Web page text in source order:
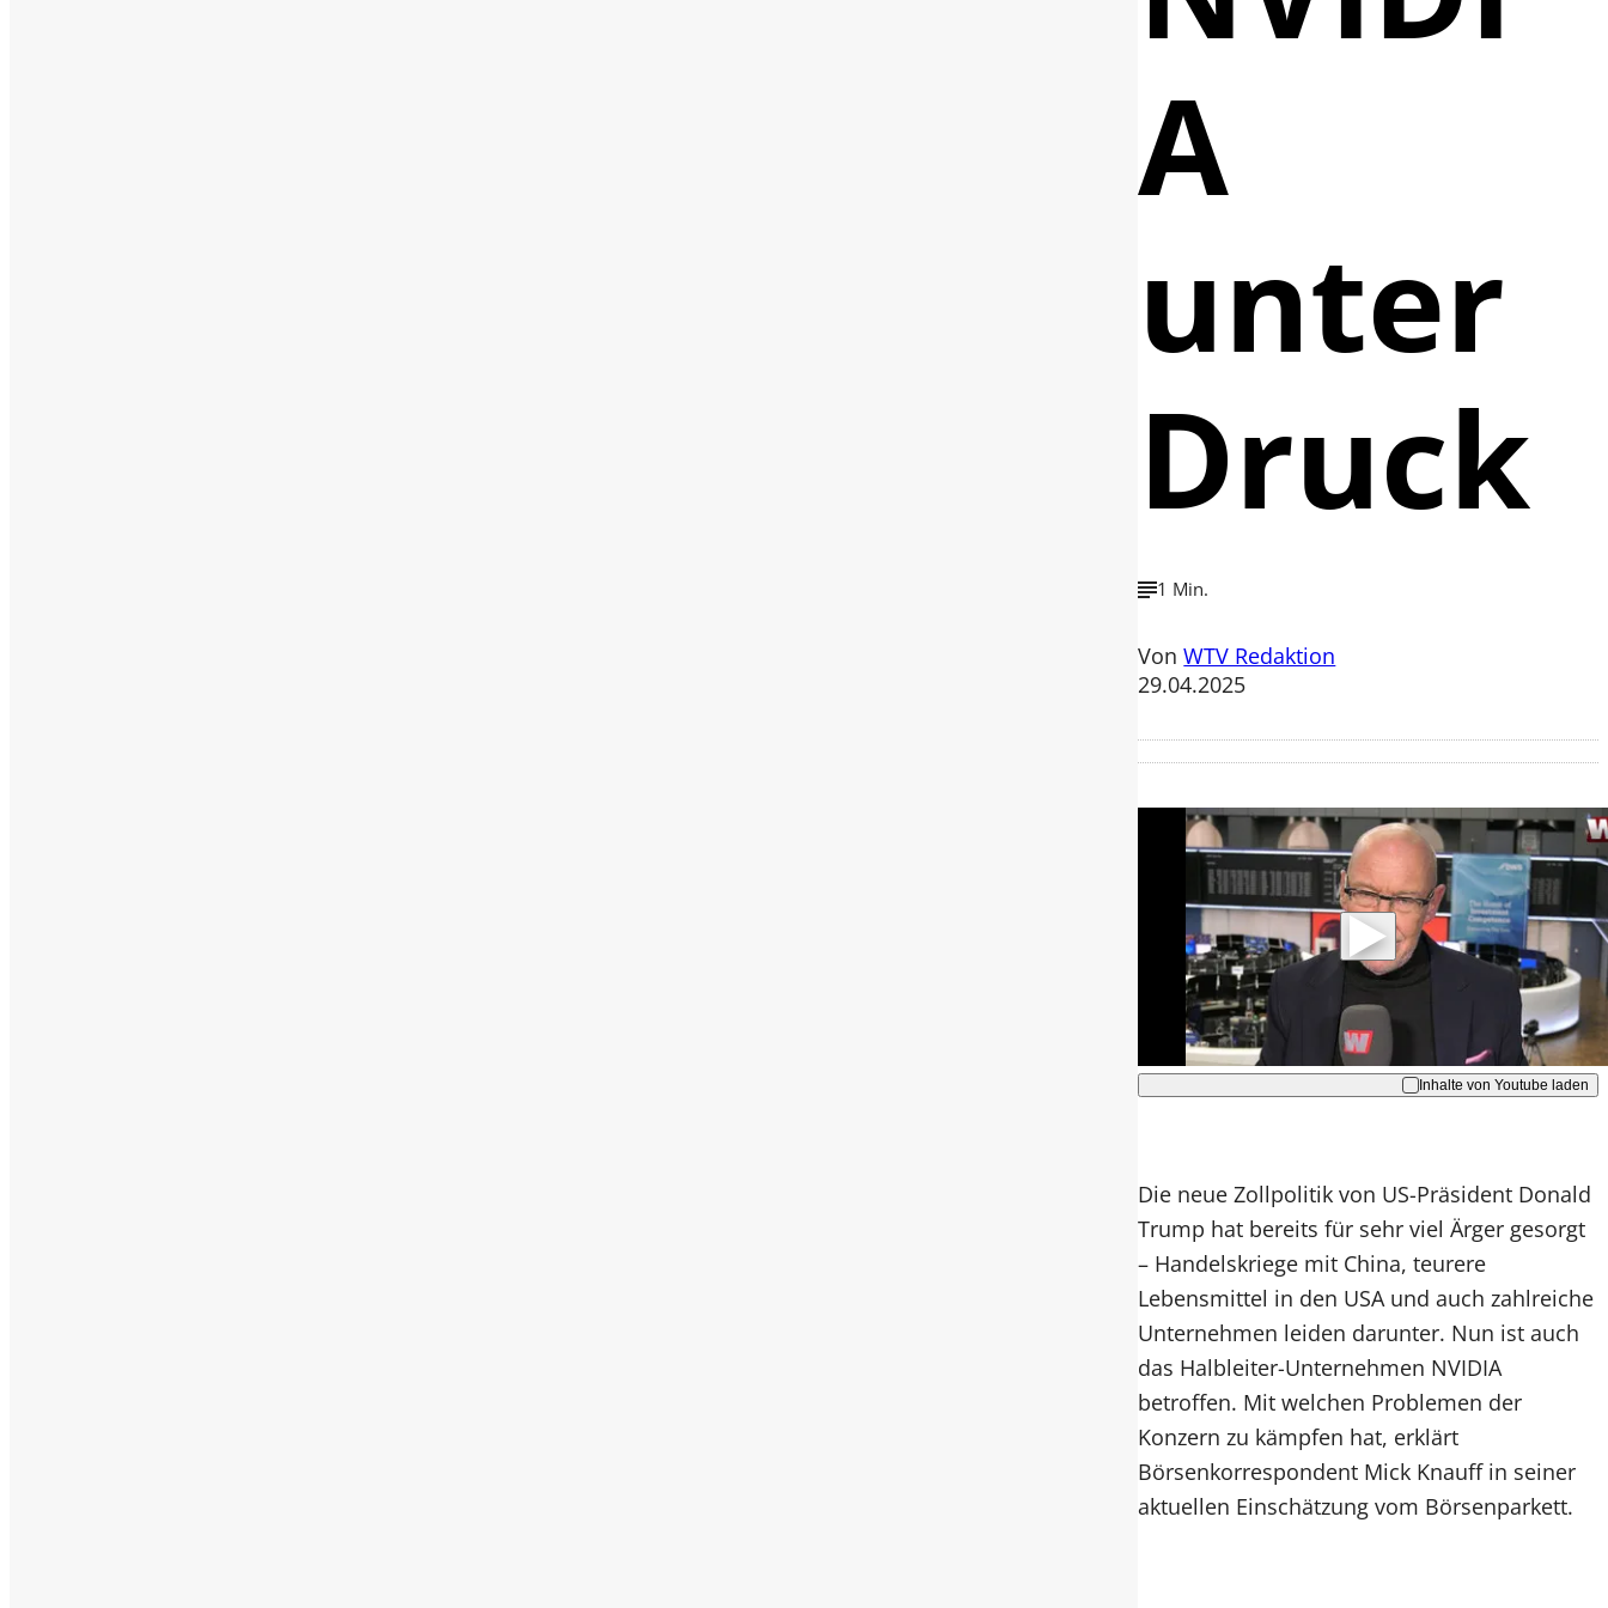
A
unter
Druck
1 Min.
VonWTV Redaktion
29.04.2025
Mit der Wiedergabe dieses Videos
werden Daten an Youtube übertragen.
Hinweise dazu erhalten Sie in der
Datenschutzerklärung
Akzeptieren
Inhalte von Youtube laden
Die neue Zollpolitik von US-Präsident Donald
Trump hat bereits für sehr viel Ärger gesorgt
– Handelskriege mit China, teurere
Lebensmittel in den USA und auch zahlreiche
Unternehmen leiden darunter. Nun ist auch
das Halbleiter-Unternehmen NVIDIA
betroffen. Mit welchen Problemen der
Konzern zu kämpfen hat, erklärt
Börsenkorrespondent Mick Knauff in seiner
aktuellen Einschätzung vom Börsenparkett.